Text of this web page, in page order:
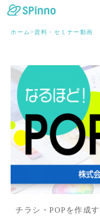
ホーム > 資料・セミナー動画
チラシ・POPを作成